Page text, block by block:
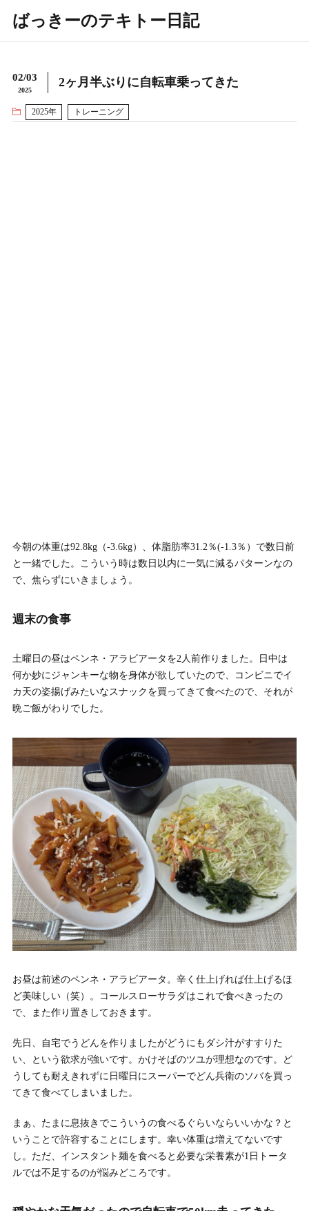
ばっきーのテキトー日記
02/03
2025
2ヶ月半ぶりに自転車乗ってきた
2025年 トレーニング
今朝の体重は92.8kg（-3.6kg）、体脂肪率31.2％(-1.3％）で数日前
と一緒でした。こういう時は数日以内に一気に減るパターンなの
で、焦らずにいきましょう。
週末の食事
土曜日の昼はペンネ・アラビアータを2人前作りました。日中は
何か妙にジャンキーな物を身体が欲していたので、コンビニでイ
カ天の姿揚げみたいなスナックを買ってきて食べたので、それが
晩ご飯がわりでした。
お昼は前述のペンネ・アラビアータ。辛く仕上げれば仕上げるほ
ど美味しい（笑）。コールスローサラダはこれで食べきったの
で、また作り置きしておきます。
先日、自宅でうどんを作りましたがどうにもダシ汁がすすりた
い、という欲求が強いです。かけそばのツユが理想なのです。ど
うしても耐えきれずに日曜日にスーパーでどん兵衛のソバを買っ
てきて食べてしまいました。
まぁ、たまに息抜きでこういうの食べるぐらいならいいかな？と
いうことで許容することにします。幸い体重は増えてないです
し。ただ、インスタント麺を食べると必要な栄養素が1日トータ
ルでは不足するのが悩みどころです。